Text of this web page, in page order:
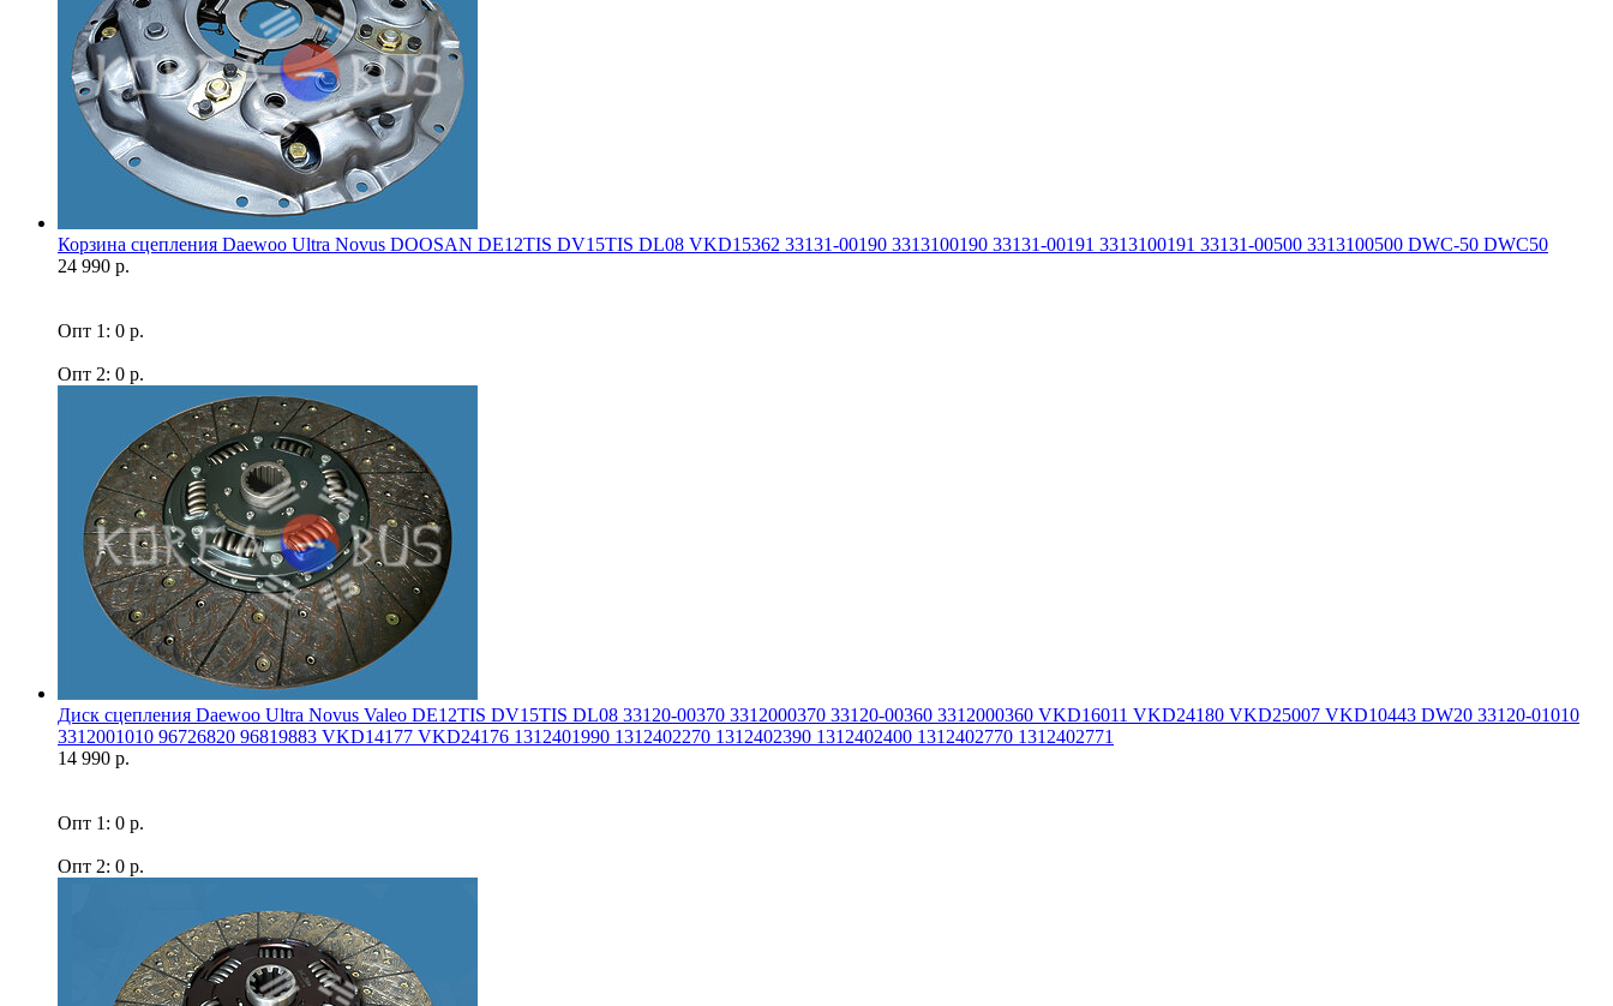
Корзина сцепления Daewoo Ultra Novus DOOSAN DE12TIS DV15TIS DL08 VKD15362 33131-00190 3313100190 33131-00191 3313100191 33131-00500 3313100500 DWC-50 DWC50
24 990 р.
Опт 1: 0 р.
Опт 2: 0 р.
Диск сцепления Daewoo Ultra Novus Valeo DE12TIS DV15TIS DL08 33120-00370 3312000370 33120-00360 3312000360 VKD16011 VKD24180 VKD25007 VKD10443 DW20 33120-01010
3312001010 96726820 96819883 VKD14177 VKD24176 1312401990 1312402270 1312402390 1312402400 1312402770 1312402771
14 990 р.
Опт 1: 0 р.
Опт 2: 0 р.